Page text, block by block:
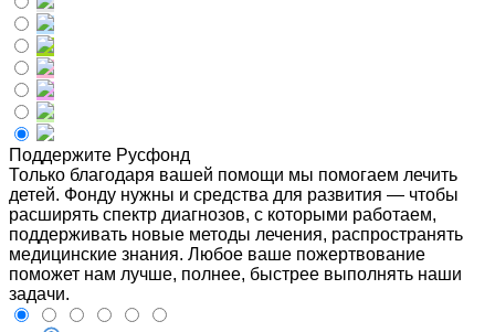
Поддержите Русфонд
Только благодаря вашей помощи мы помогаем лечить
детей. Фонду нужны и средства для развития — чтобы
расширять спектр диагнозов, с которыми работаем,
поддерживать новые методы лечения, распространять
медицинские знания. Любое ваше пожертвование
поможет нам лучше, полнее, быстрее выполнять наши
задачи.